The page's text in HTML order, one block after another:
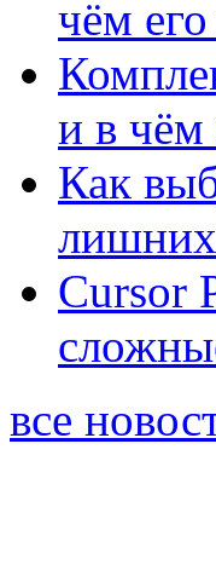
чём
и в чём
Как
Cursor
все